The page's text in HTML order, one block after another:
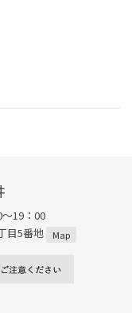
19：00
目5番地
Map